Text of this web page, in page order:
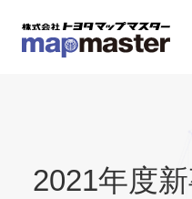
2021年度